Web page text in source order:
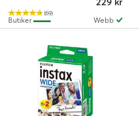
(69)
Webb
Butiker